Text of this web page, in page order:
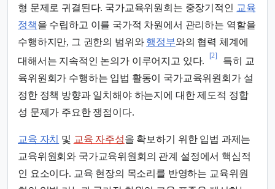
형 문제로 귀결된다. 국가교육위원회는 중장기적인 교육
정책을 수립하고 이를 국가적 차원에서 관리하는 역할을
수행하지만, 그 권한의 범위와 행정부와의 협력 체계에
대해서는 지속적인 논의가 이루어지고 있다.
[2]
특히 교
육위원회가 수행하는 입법 활동이 국가교육위원회가 설
정한 정책 방향과 일치해야 하는지에 대한 제도적 정합
성 문제가 주요한 쟁점이다.
교육 자치 및 교육 자주성을 확보하기 위한 입법 과제는
교육위원회와 국가교육위원회의 관계 설정에서 핵심적
인 요소이다. 교육 현장의 목소리를 반영하는 교육위원